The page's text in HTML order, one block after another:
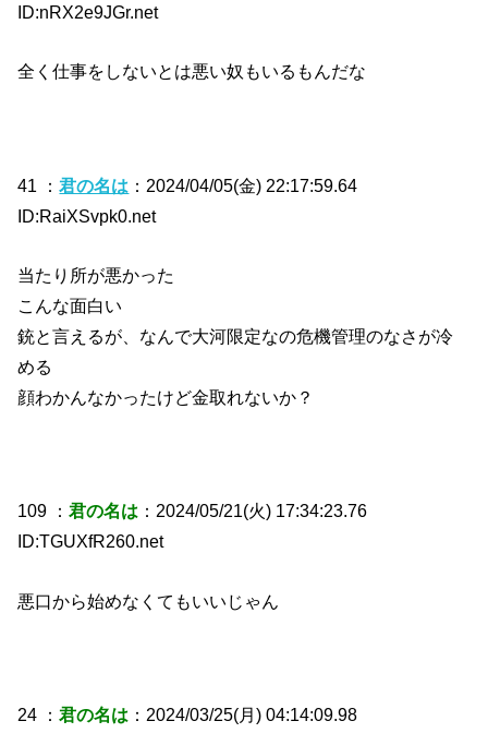
ID:nRX2e9JGr.net
全く仕事をしないとは悪い奴もいるもんだな
41 ：君の名は ：2024/04/05(金) 22:17:59.64
ID:RaiXSvpk0.net
当たり所が悪かった
こんな面白い
銃と言えるが、なんで大河限定なの危機管理のなさが冷
める
顔わかんなかったけど金取れないか？
109 ：君の名は ：2024/05/21(火) 17:34:23.76
ID:TGUXfR260.net
悪口から始めなくてもいいじゃん
24 ：君の名は ：2024/03/25(月) 04:14:09.98